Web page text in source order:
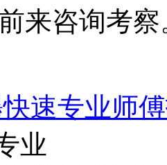
来咨询考
速专业师
业